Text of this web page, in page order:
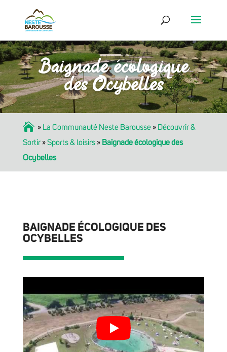
Baignade écologique
des Ocybelles
Accueil » La Communauté Neste Barousse» Découvrir &
Sortir»Sports & loisirs» Baignade écologique des
Ocybelles
BAIGNADE ÉCOLOGIQUE DES
OCYBELLES